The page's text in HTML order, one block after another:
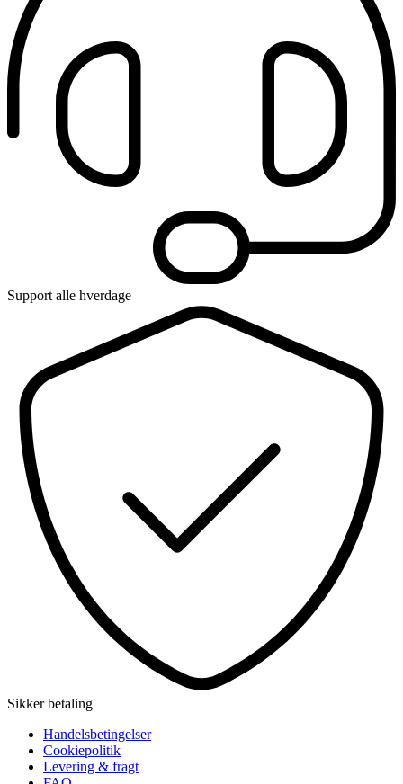
Support alle hverdage
Sikker betaling
Handelsbetingelser
Cookiepolitik
Levering & fragt